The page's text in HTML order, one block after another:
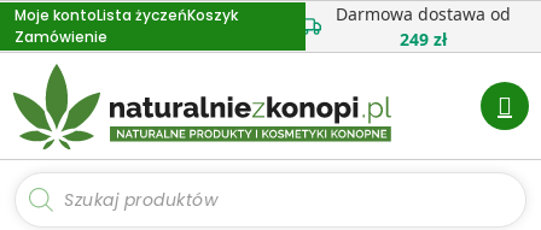
Przejdź
do
treści
Moje kontoLista życzeńKoszyk
Zamówienie
Darmowa dostawa od
249 zł
Wyszukiwarka
produktów